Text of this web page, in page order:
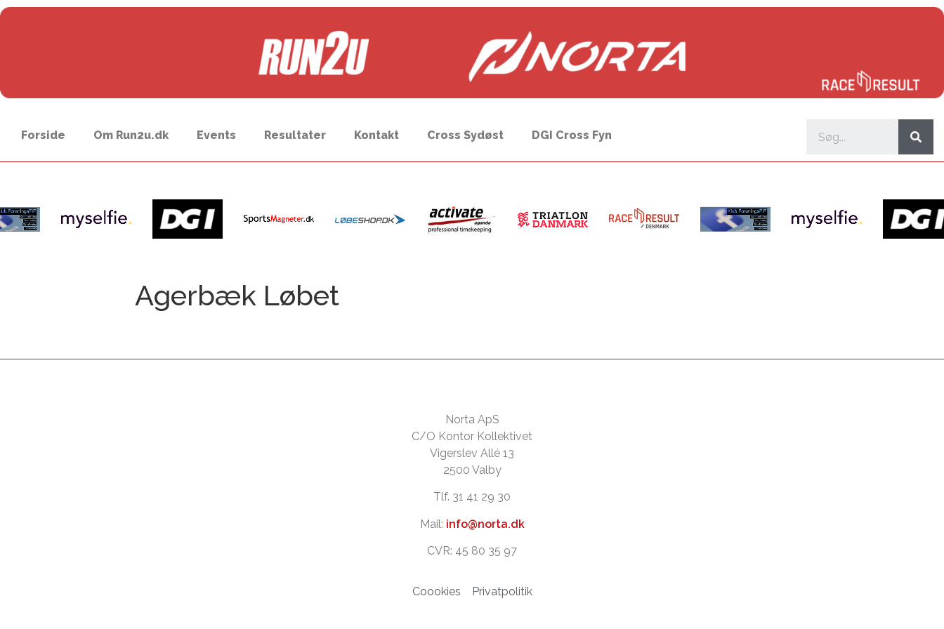
Forside Om Run2u.dk Events Resultater Kontakt Cross Sydøst DGI Cross Fyn
Agerbæk Løbet
Norta ApS
C/O Kontor Kollektivet
Vigerslev Allé 13
2500 Valby
Tlf. 31 41 29 30
Mail: info@norta.dk
CVR: 45 80 35 97
Coookies Privatpolitik